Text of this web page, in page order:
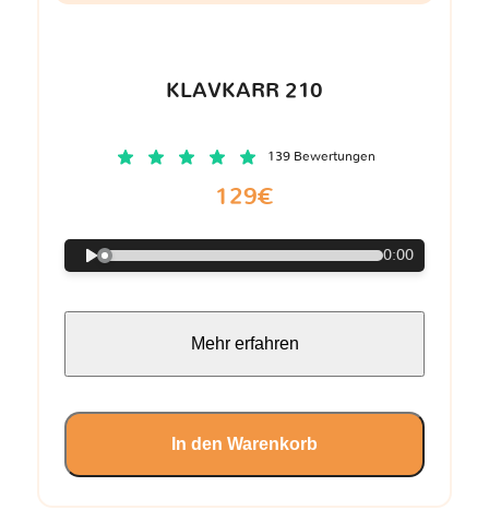
KLAVKARR 210
139 Bewertungen
129€
0:00
Mehr erfahren
In den Warenkorb